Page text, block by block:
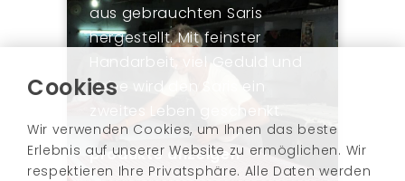
Cookies
Wir verwenden Cookies, um Ihnen das beste
Erlebnis auf unserer Website zu ermöglichen. Wir
respektieren Ihre Privatsphäre. Alle Daten werden
aus gebrauchten Saris
hergestellt. Mit feinster
Handarbeit, viel Geduld und
Liebe wird den Saris ein
zweites Leben geschenkt.
produkte anzeigen